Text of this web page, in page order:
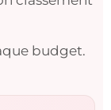
budget.